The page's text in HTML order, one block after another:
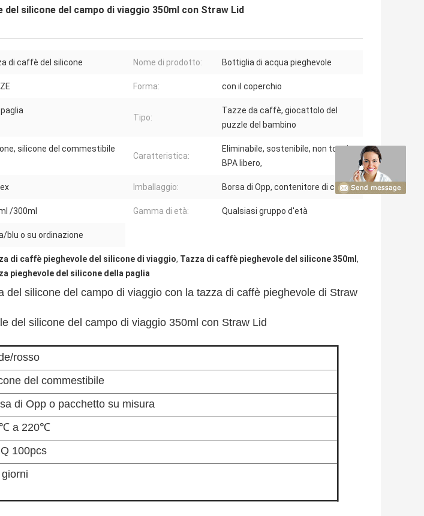
del silicone del campo di viaggio 350ml con Straw Lid
di caffè del silicone Nome di prodotto: Bottiglia di acqua pieghevole
Forma: con il coperchio
Tipo:
Tazze da caffè, giocattolo del
puzzle del bambino
silicone del commestibile
Caratteristica:
Eliminabile, sostenibile, non tossico,
BPA libero,
Imballaggio: Borsa di Opp, contenitore di cartone
/300ml Gamma di età: Qualsiasi gruppo d'età
blu o su ordinazione
di caffè pieghevole del silicone di viaggio, Tazza di caffè pieghevole del silicone 350ml ,
pieghevole del silicone della paglia
del silicone del campo di viaggio con la tazza di caffè pieghevole di Straw
del silicone del campo di viaggio 350ml con Straw Lid
rosso
del commestibile
di Opp o pacchetto su misura
a 220℃
100pcs